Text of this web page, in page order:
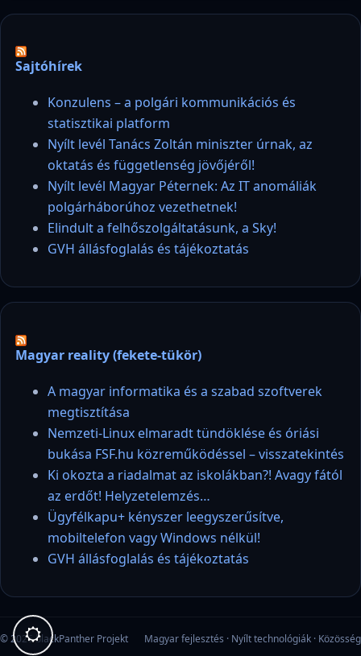
Sajtóhírek
Konzulens – a polgári kommunikációs és
statisztikai platform
Nyílt levél Tanács Zoltán miniszter úrnak, az
oktatás és függetlenség jövőjéről!
Nyílt levél Magyar Péternek: Az IT anomáliák
polgárháborúhoz vezethetnek!
Elindult a felhőszolgáltatásunk, a Sky!
GVH állásfoglalás és tájékoztatás
Magyar reality (fekete-tükör)
A magyar informatika és a szabad szoftverek
megtisztítása
Nemzeti-Linux elmaradt tündöklése és óriási
bukása FSF.hu közreműködéssel – visszatekintés
Ki okozta a riadalmat az iskolákban?! Avagy fától
az erdőt! Helyzetelemzés…
Ügyfélkapu+ kényszer leegyszerűsítve,
mobiltelefon vagy Windows nélkül!
GVH állásfoglalás és tájékoztatás
© 2026 blackPanther Projekt Magyar fejlesztés · Nyílt technológiák · Közösség